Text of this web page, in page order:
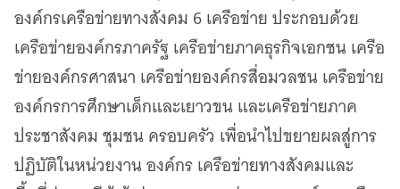
องค์กรเครือข่ายทางสังคม 6 เครือข่าย ประกอบด้วย
เครือข่ายองค์กรภาครัฐ เครือข่ายภาคธุรกิจเอกชน เครือ
ข่ายองค์กรศาสนา เครือข่ายองค์กรสื่อมวลชน เครือข่าย
องค์กรการศึกษาเด็กและเยาวขน และเครือข่ายภาค
ประชาสังคม ชุมชน ครอบครัว เพื่อนำไปขยายผลสู่การ
ปฏิบัติในหน่วยงาน องค์กร เครือข่ายทางสังคมและ